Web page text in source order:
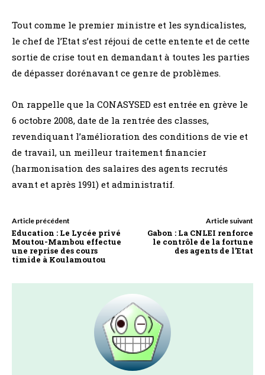
Tout comme le premier ministre et les syndicalistes,
le chef de l’Etat s’est réjoui de cette entente et de cette
sortie de crise tout en demandant à toutes les parties
de dépasser dorénavant ce genre de problèmes.
On rappelle que la CONASYSED est entrée en grève le
6 octobre 2008, date de la rentrée des classes,
revendiquant l’amélioration des conditions de vie et
de travail, un meilleur traitement financier
(harmonisation des salaires des agents recrutés
avant et après 1991) et administratif.
Article précédent
Education : Le Lycée privé
Moutou-Mambou effectue
une reprise des cours
timide à Koulamoutou
Article suivant
Gabon : La CNLEI renforce
le contrôle de la fortune
des agents de l’Etat